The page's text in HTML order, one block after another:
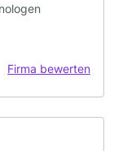
Firma bewerten